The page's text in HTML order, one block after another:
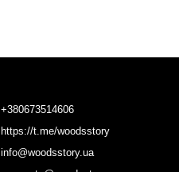
+380673514606
https://t.me/woodsstory
info@woodsstory.ua